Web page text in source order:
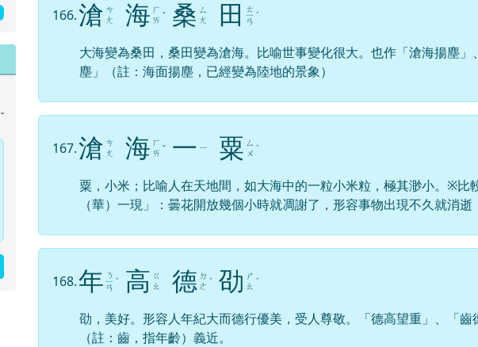
ˇ
166.滄 ㄘ
ㄤ
海 ㄏ
ㄞ ˇ 桑 ㄙ
ㄤ
田 ㄊ
ㄧ
ㄢ
ˊ
大海變為桑田，桑田變為滄海。比喻世事變化很大。也作「滄海揚塵」
塵」（註：海面揚塵，已經變為陸地的景象）
167.滄 ㄘ
ㄤ
海 ㄏ
ㄞ ˇ 一 ㄧ 粟 ㄙ
ㄨ ˋ
粟，小米；比喻人在天地間，如大海中的一粒小米粒，極其渺小。※比
（華）一現」：曇花開放幾個小時就凋謝了，形容事物出現不久就消
168.年 ㄋ
ㄧ
ㄢ
ˊ 高 ㄍ
ㄠ
德 ㄉ
ㄜ ˊ 劭 ㄕ
ㄠ ˋ
劭，美好。形容人年紀大而德行優美，受人尊敬。「德高望重」、「齒
（註：齒，指年齡）義近。